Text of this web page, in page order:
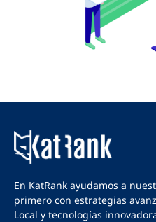
En KatRank ayudamos a
primero con estrategias
Local y tecnologías